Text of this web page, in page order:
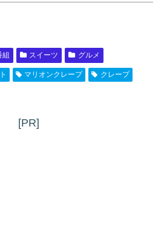
組 スイーツ グルメ
マリオンクレープ クレープ
[PR]